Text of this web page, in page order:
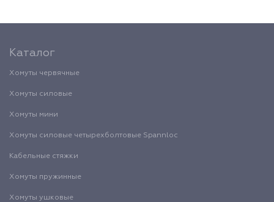
Каталог
Хомуты червячные
Хомуты силовые
Хомуты мини
Хомуты силовые четырехболтовые Spannloc
Кабельные стяжки
Хомуты пружинные
Хомуты ушковые